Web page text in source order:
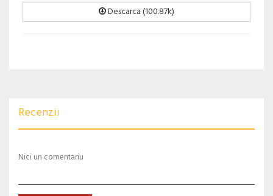
Descarca (100.87k)
Recenzii
Nici un comentariu